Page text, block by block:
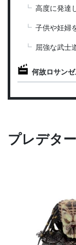
高度に発達
子供や妊婦
屈強な武士
何故ロサン
プレデタ